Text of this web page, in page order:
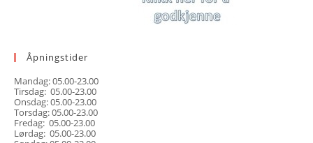
Åpningstider
Mandag: 05.00-23.00
Tirsdag: 05.00-23.00
Onsdag: 05.00-23.00
Torsdag: 05.00-23.00
Fredag: 05.00-23.00
Lørdag: 05.00-23.00